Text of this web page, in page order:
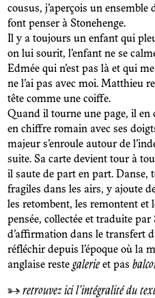
cousus, j’aperçois un ensemble
font penser à Stonehenge.
Il y a toujours un enfant qui
on lui sourit, l’enfant ne se
Edmée qui n’est pas là et qui
ne l’ai pas avec moi. Matthieu
tête comme une coiffe.
Quand il tourne une page, il
en chiffre romain avec ses
majeur s’enroule autour de
suite. Sa carte devient tour à
il saute de part en part. Danse,
fragiles dans les airs, y ajoute
les retombent, les remontent
pensée, collectée et traduite
d’affirmation dans le transfert
réfléchir depuis l’époque où la
anglaise reste galerie et pas
→ retrouvez ici l’intégralité du